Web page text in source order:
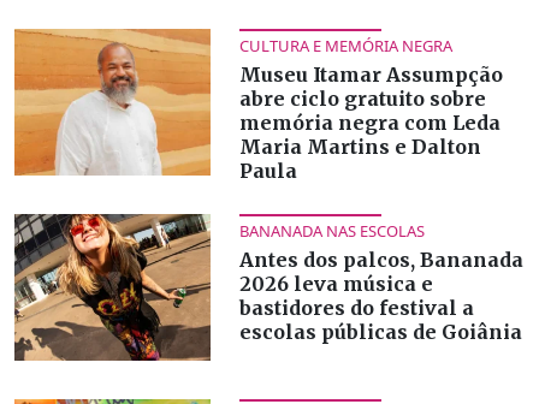
CULTURA E MEMÓRIA NEGRA
Museu Itamar Assumpção
abre ciclo gratuito sobre
memória negra com Leda
Maria Martins e Dalton
Paula
BANANADA NAS ESCOLAS
Antes dos palcos, Bananada
2026 leva música e
bastidores do festival a
escolas públicas de Goiânia